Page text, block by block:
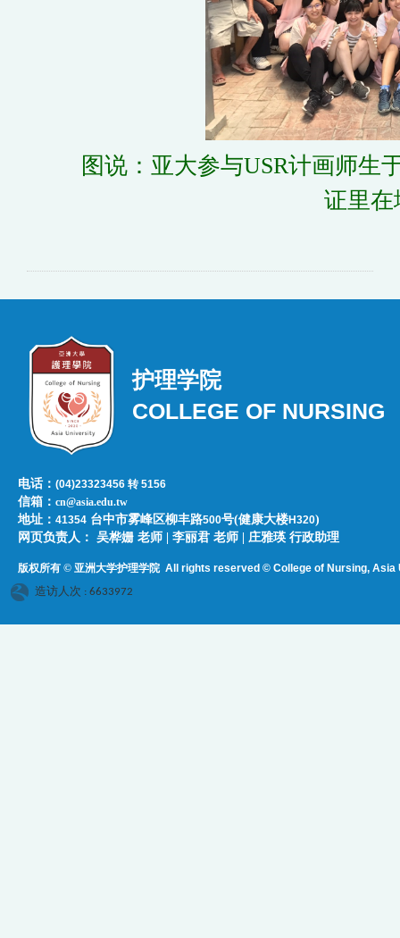
图说：亚大参与USR计画师生
证里在
护理学院
COLLEGE OF NURSING
电话：(04)23323456 转 5156
信箱：cn@asia.edu.tw
地址：41354 台中市雾峰区柳丰路500号(健康大楼H320)
网页负责人：​​​ ​吴桦姗 老师 | 李丽君 老师 | 庄雅瑛 行政助理
版权所有 © 亚洲大学护理学院All rights reserved © College of Nursing, Asia
造访人次 : 6633972